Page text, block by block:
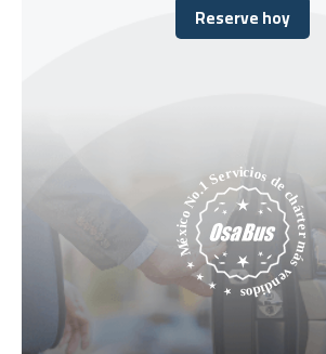
Reserve hoy
Reserve hoy